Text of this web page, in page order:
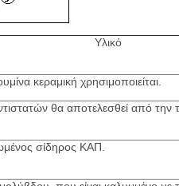
Υλικό
κεραμική χρησιμοποιείται.
θα αποτελεσθεί από την
σίδηρος ΚΑΠ.